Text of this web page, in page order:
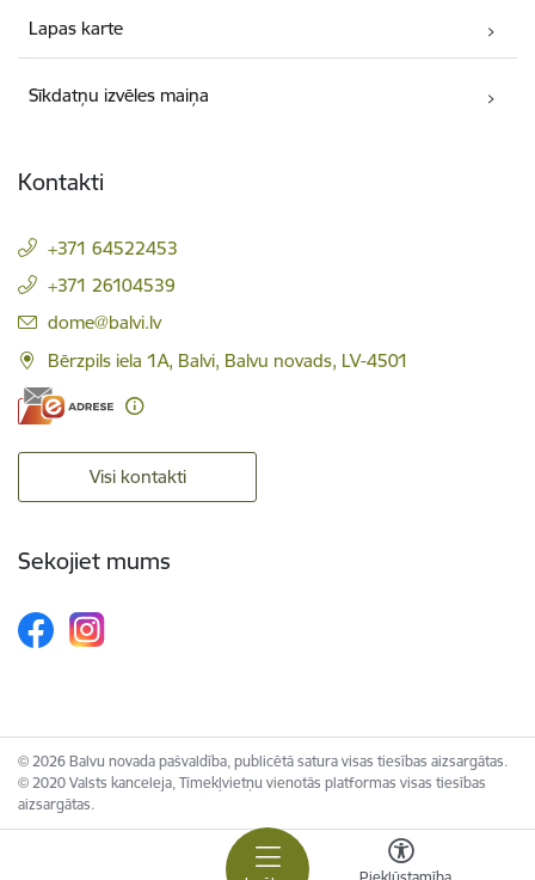
Piekļūstamība
Lapas karte
Sīkdatņu izvēles maiņa
Kontakti
+371 64522453
+371 26104539
E-pasts:
dome@balvi.lv
Bērzpils iela 1A, Balvi, Balvu novads, LV-4501
Visi kontakti
Sekojiet mums
© 2026 Balvu novada pašvaldība, publicētā satura visas tiesības aizsargātas.
© 2020 Valsts kanceleja, Tīmekļvietņu vienotās platformas visas tiesības
aizsargātas.